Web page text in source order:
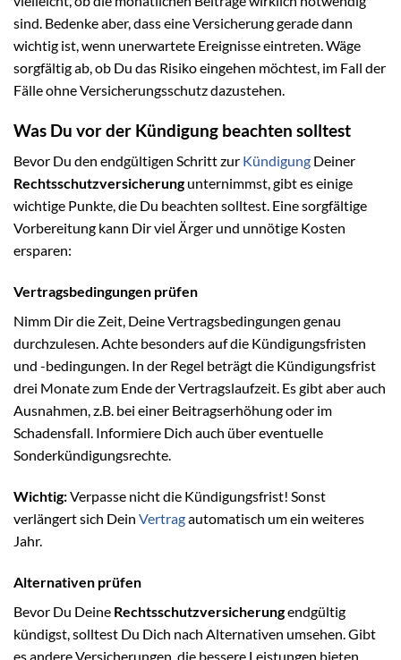
sind. Bedenke aber, dass eine Versicherung gerade dann
wichtig ist, wenn unerwartete Ereignisse eintreten. Wäge
sorgfältig ab, ob Du das Risiko eingehen möchtest, im Fall der
Fälle ohne Versicherungsschutz dazustehen.
Was Du vor der Kündigung beachten solltest
Bevor Du den endgültigen Schritt zur Kündigung Deiner
Rechtsschutzversicherungunternimmst, gibt es einige
wichtige Punkte, die Du beachten solltest. Eine sorgfältige
Vorbereitung kann Dir viel Ärger und unnötige Kosten
ersparen:
Vertragsbedingungen prüfen
Nimm Dir die Zeit, Deine Vertragsbedingungen genau
durchzulesen. Achte besonders auf die Kündigungsfristen
und -bedingungen. In der Regel beträgt die Kündigungsfrist
drei Monate zum Ende der Vertragslaufzeit. Es gibt aber auch
Ausnahmen, z.B. bei einer Beitragserhöhung oder im
Schadensfall. Informiere Dich auch über eventuelle
Sonderkündigungsrechte.
Wichtig:Verpasse nicht die Kündigungsfrist! Sonst
verlängert sich Dein Vertragautomatisch um ein weiteres
Jahr.
Alternativen prüfen
Bevor Du Deine Rechtsschutzversicherungendgültig
kündigst, solltest Du Dich nach Alternativen umsehen. Gibt
es andere Versicherungen, die bessere Leistungen bieten